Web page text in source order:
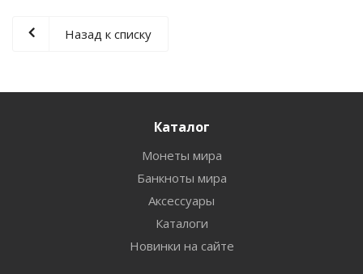
Назад к списку
Каталог
Монеты мира
Банкноты мира
Аксессуары
Каталоги
Новинки на сайте